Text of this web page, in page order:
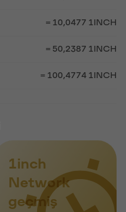
= 10,0477 1INCH
= 50,2387 1INCH
= 100,4774 1INCH
1inch
Network
geçmiş